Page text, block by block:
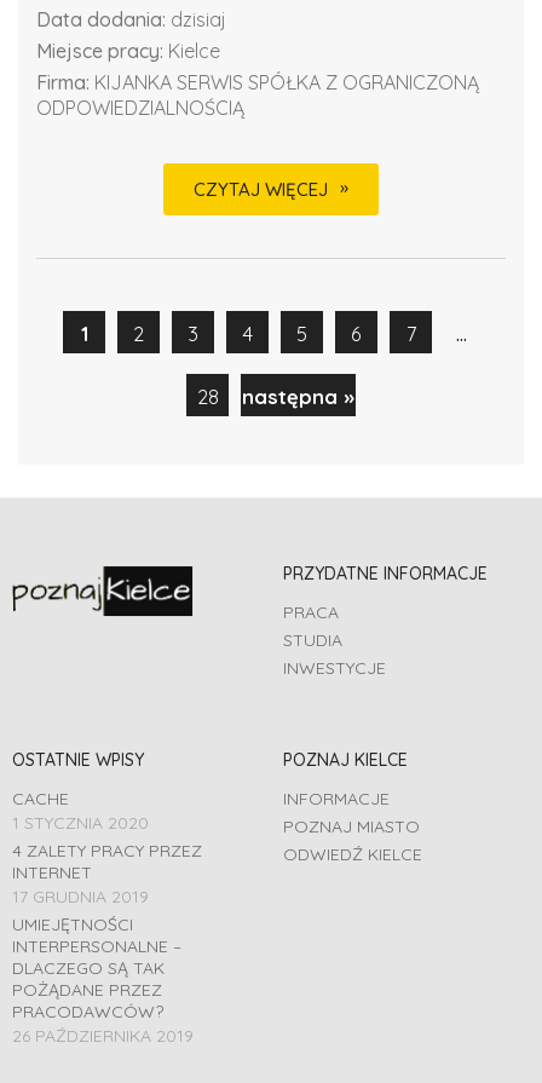
Data dodania: dzisiaj
Miejsce pracy: Kielce
Firma: KIJANKA SERWIS SPÓŁKA Z OGRANICZONĄ
ODPOWIEDZIALNOŚCIĄ
CZYTAJ WIĘCEJ
1 2 3 4 5 6 7 ...
28 następna »
PRZYDATNE INFORMACJE
PRACA
STUDIA
INWESTYCJE
OSTATNIE WPISY
CACHE
1 STYCZNIA 2020
4 ZALETY PRACY PRZEZ
INTERNET
17 GRUDNIA 2019
UMIEJĘTNOŚCI
INTERPERSONALNE –
DLACZEGO SĄ TAK
POŻĄDANE PRZEZ
PRACODAWCÓW?
26 PAŹDZIERNIKA 2019
POZNAJ KIELCE
INFORMACJE
POZNAJ MIASTO
ODWIEDŹ KIELCE